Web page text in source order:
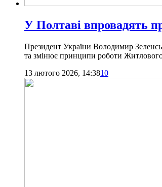
У Полтаві впровадять
Президент України Володимир
та змінює принципи роботи
13 лютого 2026, 14:3810